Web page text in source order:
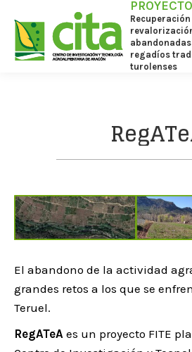
Recuperación
regadíos
turolenses
El abandono de la actividad
grandes retos a los que se
Teruel.
RegATeA es un proyecto FITE